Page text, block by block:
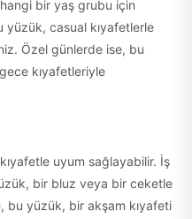
bir yaş grubu için
yüzük, casual kıyafetlerle
Özel günlerde ise, bu
kıyafetleriyle
uyum sağlayabilir. İş
bir bluz veya bir ceketle
bu yüzük, bir akşam kıyafeti